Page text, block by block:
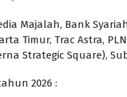
Majalah, Bank
Timur, Trac Astra,
Strategic Square),
2026 :